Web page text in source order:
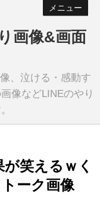
メニュー
画像&画面
、泣ける・感動す
像などLINEのやり
笑えるｗく
ーク画像